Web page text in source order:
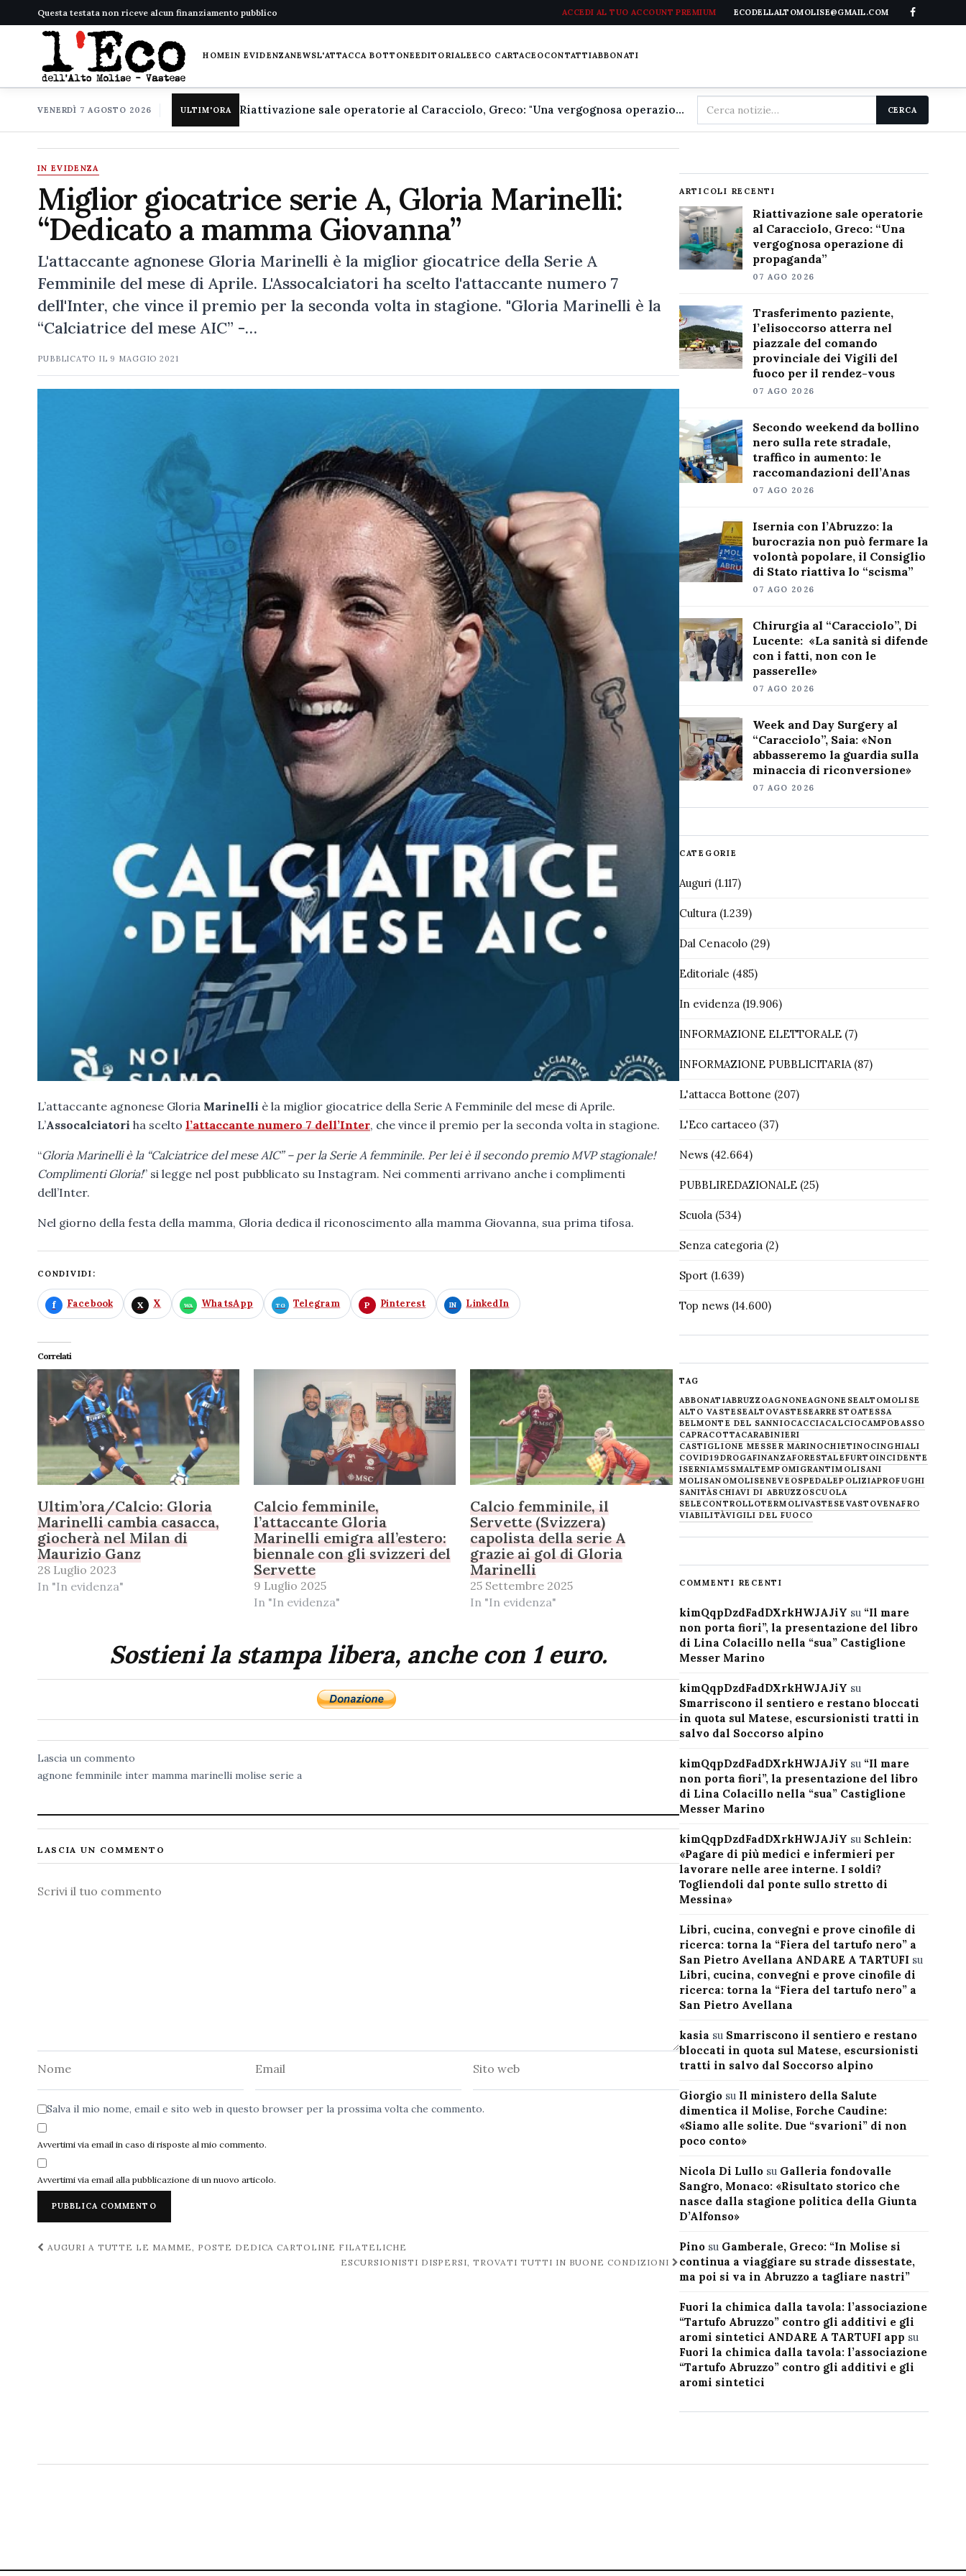
Questa testata non riceve alcun finanziamento pubblico ACCEDI AL TUO ACCOUNT PREMIUM ECODELLALTOMOLISE@GMAIL.COM
HOMEIN EVIDENZANEWSL'ATTACCA BOTTONEEDITORIALEECO CARTACEOCONTATTIABBONATI
VENERDÌ 7 AGOSTO 2026 ULTIM'ORA Riattivazione sale operatorie al Caracciolo, Greco: "Una vergognosa operazione di propaganda"
Cerca
nel
CERCA
IN EVIDENZA
Miglior giocatrice serie A, Gloria Marinelli:
“Dedicato a mamma Giovanna”
L'attaccante agnonese Gloria Marinelli è la miglior giocatrice della Serie A
Femminile del mese di Aprile. L'Assocalciatori ha scelto l'attaccante numero 7
dell'Inter, che vince il premio per la seconda volta in stagione. "Gloria Marinelli è la
“Calciatrice del mese AIC” -…
PUBBLICATO IL 9 MAGGIO 2021
L’attaccante agnonese Gloria Marinelli è la miglior giocatrice della Serie A Femminile del mese di Aprile.
L’Assocalciatori ha scelto l’attaccante numero 7 dell’Inter, che vince il premio per la seconda volta in stagione.
“Gloria Marinelli è la “Calciatrice del mese AIC” – per la Serie A femminile. Per lei è il secondo premio MVP stagionale!
Complimenti Gloria!” si legge nel post pubblicato su Instagram. Nei commenti arrivano anche i complimenti
dell’Inter.
Nel giorno della festa della mamma, Gloria dedica il riconoscimento alla mamma Giovanna, sua prima tifosa.
CONDIVIDI:
Facebook X WhatsApp Telegram Pinterest LinkedIn
Correlati
Ultim’ora/Calcio: Gloria
Marinelli cambia casacca,
giocherà nel Milan di
Maurizio Ganz
28 Luglio 2023
In "In evidenza"
Calcio femminile,
l’attaccante Gloria
Marinelli emigra all’estero:
biennale con gli svizzeri del
Servette
9 Luglio 2025
In "In evidenza"
Calcio femminile, il
Servette (Svizzera)
capolista della serie A
grazie ai gol di Gloria
Marinelli
25 Settembre 2025
In "In evidenza"
Sostieni la stampa libera, anche con 1 euro.
Lascia un commento
agnone femminile inter mamma marinelli molise serie a
LASCIA UN COMMENTO
Commento
Salva il mio nome, email e sito web in questo browser per la prossima volta che commento.
Avvertimi via email in caso di risposte al mio commento.
Avvertimi via email alla pubblicazione di un nuovo articolo.
Navigazione
AUGURI A TUTTE LE MAMME, POSTE DEDICA CARTOLINE FILATELICHE
ESCURSIONISTI DISPERSI, TROVATI TUTTI IN BUONE CONDIZIONI
ARTICOLI RECENTI
Riattivazione sale operatorie
al Caracciolo, Greco: “Una
vergognosa operazione di
propaganda”
07 AGO 2026
Trasferimento paziente,
l’elisoccorso atterra nel
piazzale del comando
provinciale dei Vigili del
fuoco per il rendez-vous
07 AGO 2026
Secondo weekend da bollino
nero sulla rete stradale,
traffico in aumento: le
raccomandazioni dell’Anas
07 AGO 2026
Isernia con l’Abruzzo: la
burocrazia non può fermare la
volontà popolare, il Consiglio
di Stato riattiva lo “scisma”
07 AGO 2026
Chirurgia al “Caracciolo”, Di
Lucente: «La sanità si difende
con i fatti, non con le
passerelle»
07 AGO 2026
Week and Day Surgery al
“Caracciolo”, Saia: «Non
abbasseremo la guardia sulla
minaccia di riconversione»
07 AGO 2026
CATEGORIE
Auguri(1.117)
Cultura(1.239)
Dal Cenacolo(29)
Editoriale (485)
In evidenza(19.906)
INFORMAZIONE ELETTORALE(7)
INFORMAZIONE PUBBLICITARIA(87)
L'attacca Bottone (207)
L'Eco cartaceo(37)
News(42.664)
PUBBLIREDAZIONALE(25)
Scuola(534)
Senza categoria(2)
Sport(1.639)
Top news(14.600)
TAG
ABBONATIABRUZZOAGNONEAGNONESEALTOMOLISE
ALTO VASTESEALTOVASTESEARRESTOATESSA
BELMONTE DEL SANNIOCACCIACALCIOCAMPOBASSO
CAPRACOTTACARABINIERI
CASTIGLIONE MESSER MARINOCHIETINOCINGHIALI
COVID19DROGAFINANZAFORESTALEFURTOINCIDENTE
ISERNIAM5SMALTEMPOMIGRANTIMOLISANI
MOLISANOMOLISENEVE OSPEDALEPOLIZIAPROFUGHI
SANITÀSCHIAVI DI ABRUZZOSCUOLA
SELECONTROLLOTERMOLIVASTESE VASTOVENAFRO
VIABILITÀVIGILI DEL FUOCO
COMMENTI RECENTI
kimQqpDzdFadDXrkHWJAJiY su “Il mare
non porta fiori”, la presentazione del libro
di Lina Colacillo nella “sua” Castiglione
Messer Marino
kimQqpDzdFadDXrkHWJAJiY su
Smarriscono il sentiero e restano bloccati
in quota sul Matese, escursionisti tratti in
salvo dal Soccorso alpino
kimQqpDzdFadDXrkHWJAJiY su “Il mare
non porta fiori”, la presentazione del libro
di Lina Colacillo nella “sua” Castiglione
Messer Marino
kimQqpDzdFadDXrkHWJAJiY su Schlein:
«Pagare di più medici e infermieri per
lavorare nelle aree interne. I soldi?
Togliendoli dal ponte sullo stretto di
Messina»
Libri, cucina, convegni e prove cinofile di
ricerca: torna la “Fiera del tartufo nero” a
San Pietro Avellana ANDARE A TARTUFI su
Libri, cucina, convegni e prove cinofile di
ricerca: torna la “Fiera del tartufo nero” a
San Pietro Avellana
kasia su Smarriscono il sentiero e restano
bloccati in quota sul Matese, escursionisti
tratti in salvo dal Soccorso alpino
Giorgiosu Il ministero della Salute
dimentica il Molise, Forche Caudine:
«Siamo alle solite. Due “svarioni” di non
poco conto»
Nicola Di Lullosu Galleria fondovalle
Sangro, Monaco: «Risultato storico che
nasce dalla stagione politica della Giunta
D’Alfonso»
Pinosu Gamberale, Greco: “In Molise si
continua a viaggiare su strade dissestate,
ma poi si va in Abruzzo a tagliare nastri”
Fuori la chimica dalla tavola: l’associazione
“Tartufo Abruzzo” contro gli additivi e gli
aromi sintetici ANDARE A TARTUFI app su
Fuori la chimica dalla tavola: l’associazione
“Tartufo Abruzzo” contro gli additivi e gli
aromi sintetici